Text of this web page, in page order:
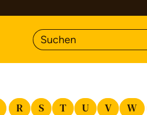
R S T U V W